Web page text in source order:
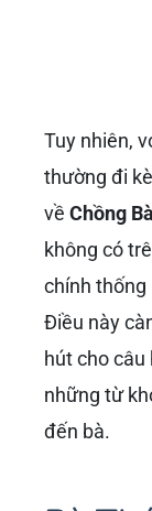
Tuy nhiên,
thường đi
về Chồng
không có
chính thống
Điều này
hút cho
những từ
đến bà.